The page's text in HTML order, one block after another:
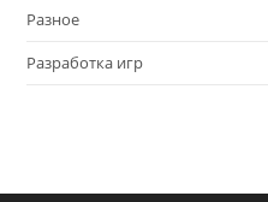
Разное
Разработка игр